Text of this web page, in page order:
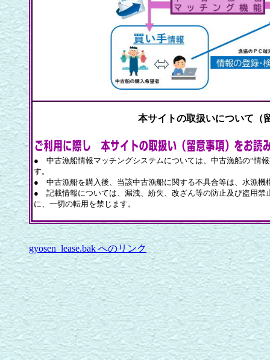
本サイトの取扱いについて（
● 中古漁船情報マッチングシステムについては、中古漁船の“情
す。
● 中古漁船を購入後、当該中古漁船に関する不具合等は、水漁機
● 記載情報については、漏洩、紛失、改ざん等の防止及び盗用禁
に、一切の転用を禁じます。
gyosen_lease.bak へのリンク